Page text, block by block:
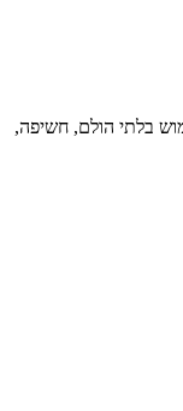
בלתי הולם, חשיפה,